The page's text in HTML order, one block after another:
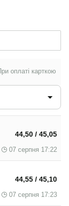
оплаті карткою
44,50 / 45,05
07 серпня 17:22
44,55 / 45,10
07 серпня 17:23